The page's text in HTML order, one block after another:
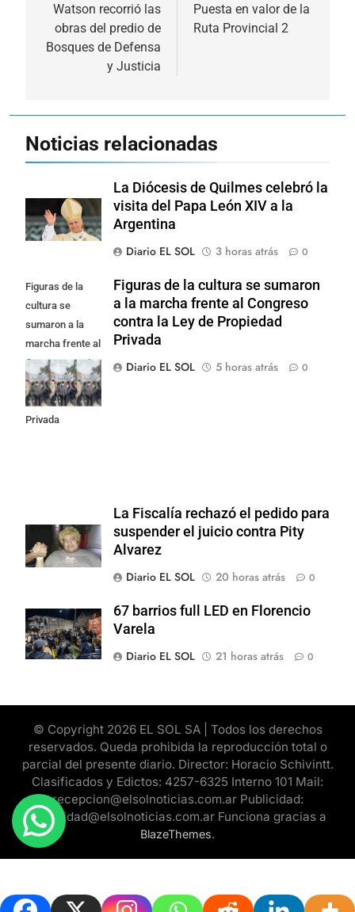
de
entradas
Watson recorrió las
obras del predio de
Bosques de Defensa
y Justicia
Puesta en valor de la
Ruta Provincial 2
Noticias relacionadas
La Diócesis de Quilmes celebró la
visita del Papa León XIV a la
Argentina
Diario EL SOL
3 horas atrás 0
Figuras de la
cultura se
sumaron a la
marcha frente al
Congreso contra
la Ley de
Propiedad
Privada
Figuras de la cultura se sumaron
a la marcha frente al Congreso
contra la Ley de Propiedad
Privada
Diario EL SOL
5 horas atrás 0
La Fiscalía rechazó el pedido para
suspender el juicio contra Pity
Alvarez
Diario EL SOL
20 horas atrás 0
67 barrios full LED en Florencio
Varela
Diario EL SOL
21 horas atrás 0
© Copyright 2026 EL SOL SA | Todos los derechos
reservados. Queda prohibida la reproducción total o
parcial del presente diario. Director: Horacio Schivintt.
Clasificados y Edictos: 4257-6325 Interno 101 Mail:
recepcion@elsolnoticias.com.ar Publicidad:
publicidad@elsolnoticias.com.ar Funciona gracias a
BlazeThemes.